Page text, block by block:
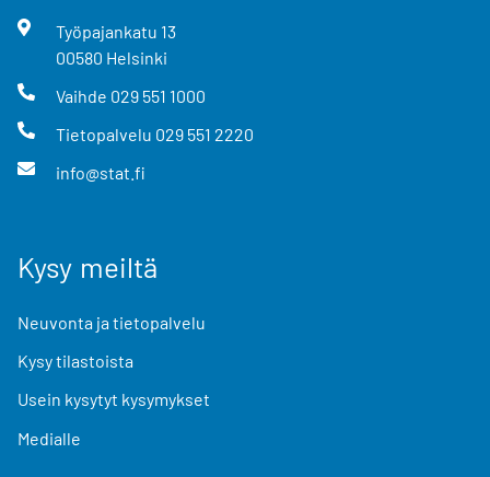
Työpajankatu 13
00580 Helsinki
Vaihde 029 551 1000
Tietopalvelu 029 551 2220
info@stat.fi
Kysy meiltä
Neuvonta ja tietopalvelu
Kysy tilastoista
Usein kysytyt kysymykset
Medialle